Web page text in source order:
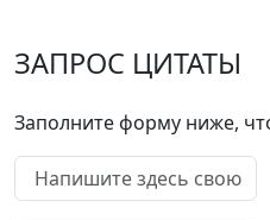
ЗАПРОС ЦИТАТЫ
Заполните форму ниже,